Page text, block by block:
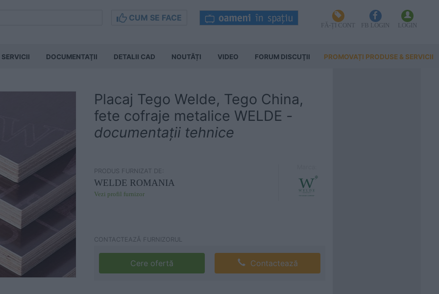
CUM SE FACE
FĂ-ȚI CONT FB LOGIN LOGIN
SERVICII DOCUMENTAŢII DETALII CAD NOUTĂȚI VIDEO FORUM DISCUŢII PROMOVAȚI PRODUSE & SERVICII
Placaj Tego Welde, Tego China,
fete cofraje metalice WELDE -
documentații tehnice
PRODUS FURNIZAT DE:
WELDE ROMANIA
Vezi profil furnizor
CONTACTEAZĂ FURNIZORUL
Cere ofertă Contactează